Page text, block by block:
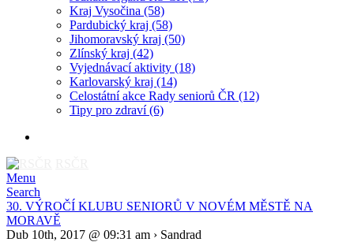
Kraj Vysočina (58)
Pardubický kraj (58)
Jihomoravský kraj (50)
Zlínský kraj (42)
Vyjednávací aktivity (18)
Karlovarský kraj (14)
Celostátní akce Rady seniorů ČR (12)
Tipy pro zdraví(6)
Menu
Search
30. VÝROČÍ KLUBU SENIORŮ V NOVÉM MĚSTĚ NA
MORAVĚ
Dub 10th, 2017 @ 09:31 am › Sandrad